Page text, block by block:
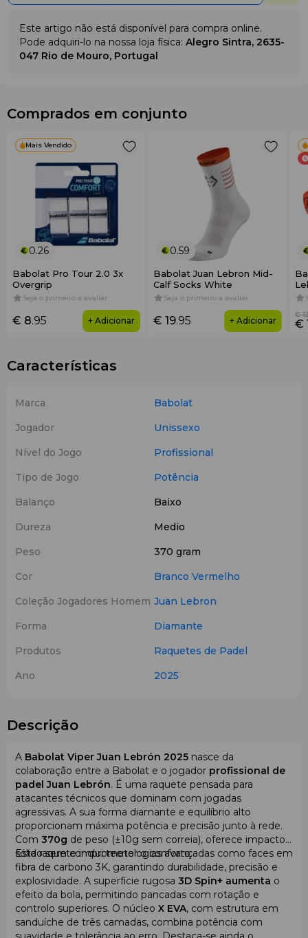
Este artigo não está disponível para compra online.
Pode adquiri-lo na nossa loja física: Alegro Sintra, 2635-
047 Rio de Mouro, Portugal
Comprados em conjunto
Mais Vendido
0.26
Babolat Pro Tour 2.0 3x
Overgrip
Seja o primeiro a avaliar
€ 8.95 + Adicionar
0.59
Babolat Juan Lebron Mid-
Calf Socks White
Seja o primeiro a avaliar
€ 19.95 + Adicionar €
€
Características
Marca
Babolat
Jogador
Unissexo
Nível do Jogo
Profissional
Tipo de Jogo
Potência
Balanço
Baixo
Dureza
Medio
Peso
370 gram
Cor
Branco Vermelho
Coleção Jogadores Homem Juan Lebron
Forma
Diamante
Produtos
Raquetes de Padel
Ano
2025
Descrição
A Babolat Viper Juan Lebrón 2025 nasce da
colaboração entre a Babolat e o jogador profissional de
padel Juan Lebrón. É uma raquete pensada para
atacantes técnicos que dominam com jogadas
agressivas. A sua forma diamante e equilíbrio alto
proporcionam máxima potência e precisão junto à rede.
Com 370g de peso (±10g sem correia), oferece impacto
sólido sem comprometer o conforto.
Esta raquete inclui tecnologias avançadas como faces em
fibra de carbono 3K, garantindo durabilidade, precisão e
explosividade. A superfície rugosa 3D Spin+ aumenta o
efeito da bola, permitindo pancadas com rotação e
controlo superiores. O núcleo X EVA, com estrutura em
sanduíche de três camadas, combina potência com